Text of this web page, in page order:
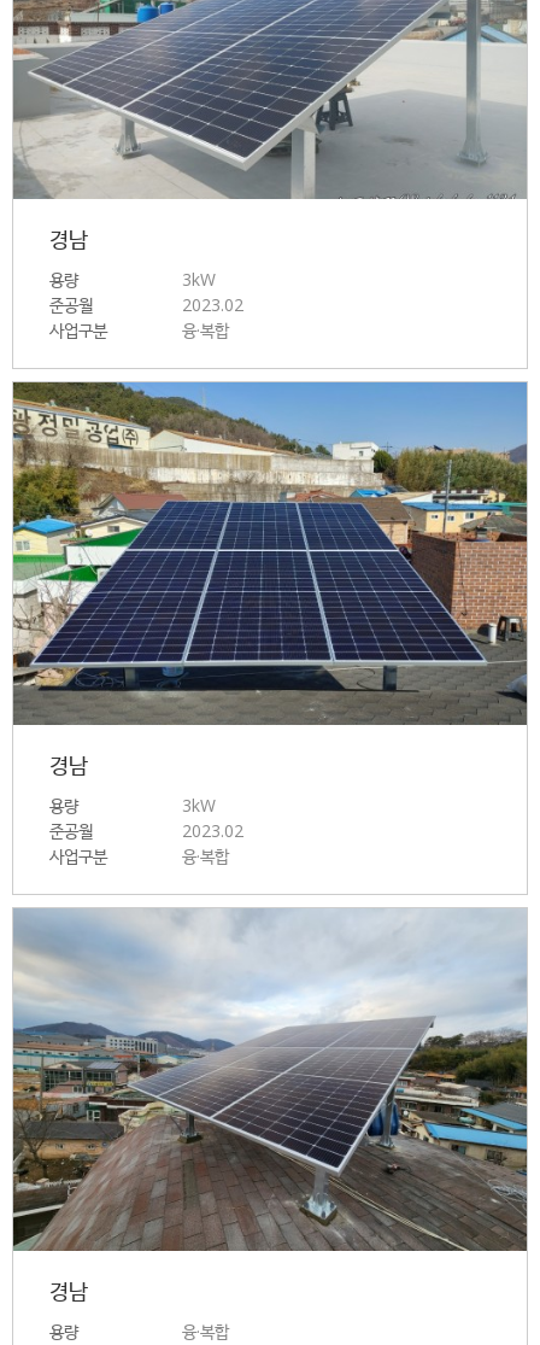
경남
용량
3kW
준공월
2023.02
사업구분
융·복합
경남
용량
3kW
준공월
2023.02
사업구분
융·복합
경남
용량
융·복합